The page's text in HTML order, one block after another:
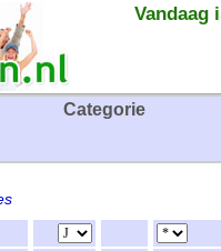
Vandaag
Categorie